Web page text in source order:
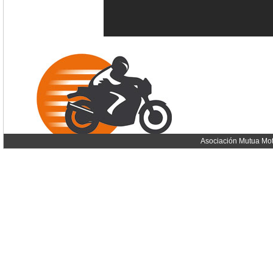
Asociación Mutua